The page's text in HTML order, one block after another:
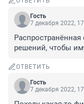
Гость
7 декабря 2022,
решений, чтобы
ОТВЕТИТЬ
Гость
7 декабря 2022,